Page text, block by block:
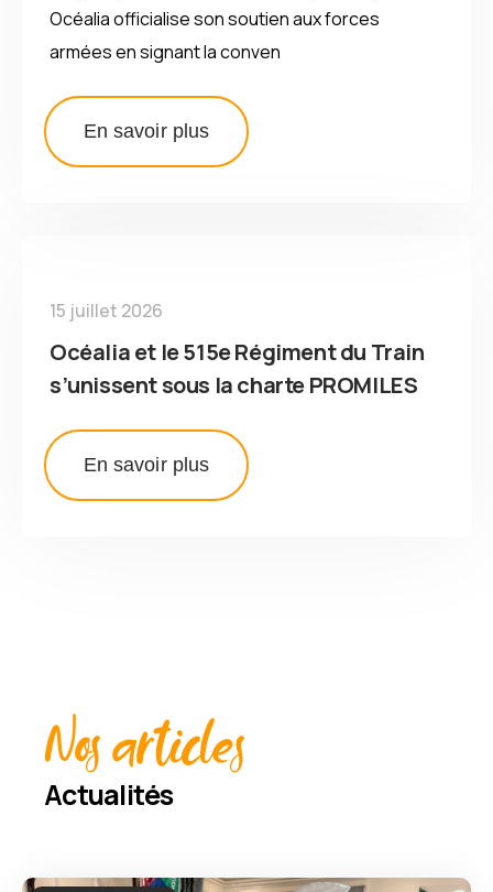
Océalia officialise son soutien aux forces
armées en signant la conven
En savoir plus
15 juillet 2026
Océalia et le 515e Régiment du Train
s’unissent sous la charte PROMILES
En savoir plus
Nos articles
Actualités